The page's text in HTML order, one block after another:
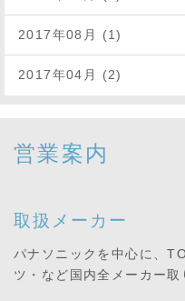
2017年08月 (1)
2017年04月 (2)
営業案内
取扱メーカー
パナソニックを中心に、
ツ・など国内全メーカー取